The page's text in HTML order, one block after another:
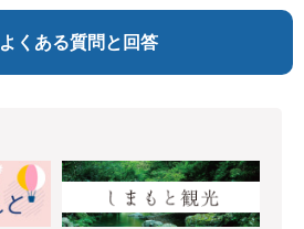
よくある質問と回答